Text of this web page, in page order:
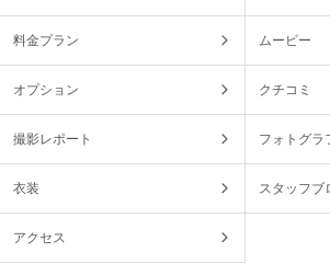
料金プラン ムービー
オプション クチコミ
撮影レポート フォトグラ
衣装 スタッフブ
アクセス